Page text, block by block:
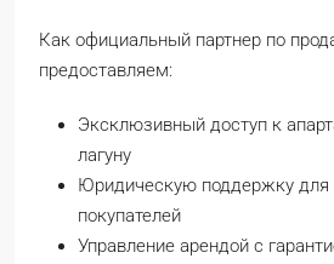
Как официальный партнер по
предоставляем:
Эксклюзивный доступ к
лагуну
Юридическую поддержку для
покупателей
Управление арендой с